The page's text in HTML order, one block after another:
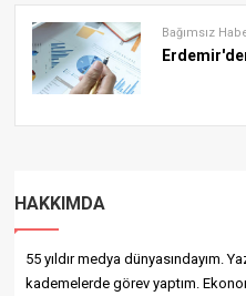
Bağımsız
HAKKIMDA
55 yıldır medya dünyasındayım.
kademelerde görev yaptım.